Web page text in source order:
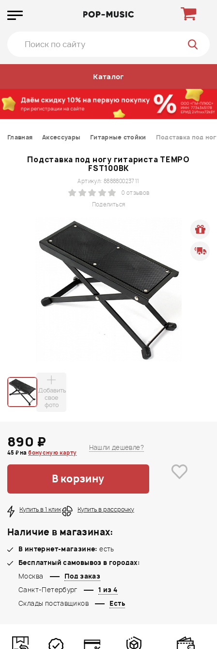
Каталог
Главная Аксессуары Гитарные стойки Подставка под
Подставка под ногу гитариста TEMPO
FST100BK
Поделиться
Артикул: 888880023711
0 отзывов
Добавить
свое
фото
890 ₽
45 ₽ набонусную карту
Нашли дешевле?
В корзину
Купить в 1 клик Купить в рассрочку
Наличие в магазинах:
В интернет-магазине: есть
Бесплатный самовывоз в городах:
Москва
Под заказ
Санкт-Петербург
1 из 4
Склады поставщиков
Есть